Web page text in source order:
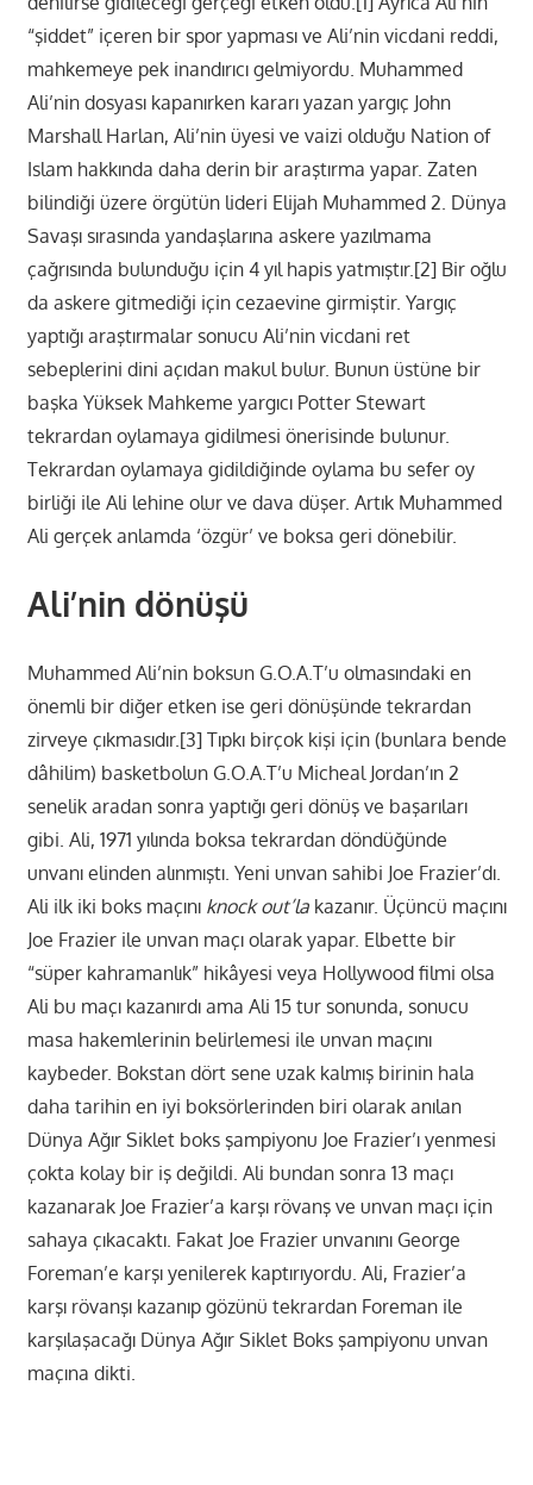
“şiddet” içeren bir spor yapması ve Ali’nin vicdani reddi,
mahkemeye pek inandırıcı gelmiyordu. Muhammed
Ali’nin dosyası kapanırken kararı yazan yargıç John
Marshall Harlan, Ali’nin üyesi ve vaizi olduğu Nation of
Islam hakkında daha derin bir araştırma yapar. Zaten
bilindiği üzere örgütün lideri Elijah Muhammed 2. Dünya
Savaşı sırasında yandaşlarına askere yazılmama
çağrısında bulunduğu için 4 yıl hapis yatmıştır.[2] Bir oğlu
da askere gitmediği için cezaevine girmiştir. Yargıç
yaptığı araştırmalar sonucu Ali’nin vicdani ret
sebeplerini dini açıdan makul bulur. Bunun üstüne bir
başka Yüksek Mahkeme yargıcı Potter Stewart
tekrardan oylamaya gidilmesi önerisinde bulunur.
Tekrardan oylamaya gidildiğinde oylama bu sefer oy
birliği ile Ali lehine olur ve dava düşer. Artık Muhammed
Ali gerçek anlamda ‘özgür’ ve boksa geri dönebilir.
Ali’nin dönüşü
Muhammed Ali’nin boksun G.O.A.T’u olmasındaki en
önemli bir diğer etken ise geri dönüşünde tekrardan
zirveye çıkmasıdır. [3]Tıpkı birçok kişi için (bunlara bende
dâhilim) basketbolun G.O.A.T’u Micheal Jordan’ın 2
senelik aradan sonra yaptığı geri dönüş ve başarıları
gibi. Ali, 1971 yılında boksa tekrardan döndüğünde
unvanı elinden alınmıştı. Yeni unvan sahibi Joe Frazier’dı.
Ali ilk iki boks maçını knock out’lakazanır. Üçüncü maçını
Joe Frazier ile unvan maçı olarak yapar. Elbette bir
“süper kahramanlık” hikâyesi veya Hollywood filmi olsa
Ali bu maçı kazanırdı ama Ali 15 tur sonunda, sonucu
masa hakemlerinin belirlemesi ile unvan maçını
kaybeder. Bokstan dört sene uzak kalmış birinin hala
daha tarihin en iyi boksörlerinden biri olarak anılan
Dünya Ağır Siklet boks şampiyonu Joe Frazier’ı yenmesi
çokta kolay bir iş değildi. Ali bundan sonra 13 maçı
kazanarak Joe Frazier’a karşı rövanş ve unvan maçı için
sahaya çıkacaktı. Fakat Joe Frazier unvanını George
Foreman’e karşı yenilerek kaptırıyordu. Ali, Frazier’a
karşı rövanşı kazanıp gözünü tekrardan Foreman ile
karşılaşacağı Dünya Ağır Siklet Boks şampiyonu unvan
maçına dikti.